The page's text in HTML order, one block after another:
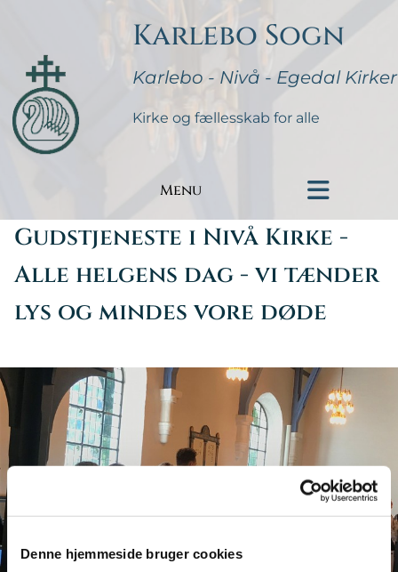
Denne hjemmeside bruger cookies
Karlebo Sogn
Karlebo - Nivå - Egedal Kirker
Kirke og fællesskab for alle
Menu
Gudstjeneste i Nivå Kirke -
Alle helgens dag - vi tænder
lys og mindes vore døde